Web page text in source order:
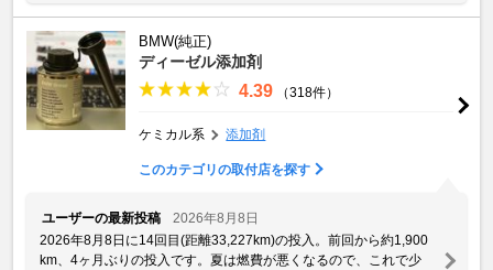
BMW(純正)
ディーゼル添加剤
4.39 （318件）
ケミカル系 添加剤
このカテゴリの取付店を探す
ユーザーの最新投稿
2026年8月8日
2026年8月8日に14回目(距離33,227km)の投入。前回から約1,900
km、4ヶ月ぶりの投入です。夏は燃費が悪くなるので、これで少